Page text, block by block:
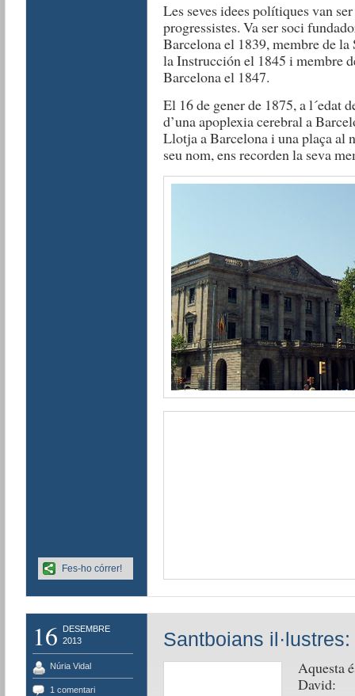
Les seves idees polítiques van
progressistes. Va ser soci
Barcelona el 1839, membre de
la Instrucción el 1845 i membre
Barcelona el 1847.
El 16 de gener de 1875, a l´edat
d’una apoplexia cerebral a
Llotja a Barcelona i una plaça al
seu nom, ens recorden la seva
Fes-ho córrer!
16
DESEMBRE
2013
Núria Vidal
1 comentari
Santboians
Aquesta
David: